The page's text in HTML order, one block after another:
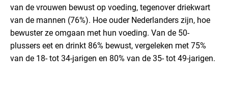
van de vrouwen bewust op voeding, tegenover driekwart
van de mannen (76%). Hoe ouder Nederlanders zijn, hoe
bewuster ze omgaan met hun voeding. Van de 50-
plussers eet en drinkt 86% bewust, vergeleken met 75%
van de 18- tot 34-jarigen en 80% van de 35- tot 49-jarigen.